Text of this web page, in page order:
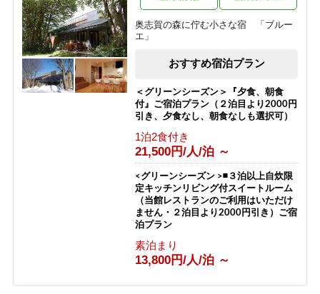
真夏でも快適！「真の避暑地・志賀高
原」で涼を満喫 チェックイン時26度
以上なら1ドリンクサービス
10,100円/人/泊 ～
11,200円/人/泊 ～
奥志賀の森に佇む小さな宿 「ブルー
エ」
おすすめ宿泊プラン
＜グリーンシーズン＞『夕食、朝食
付』ご宿泊プラン（２泊目より2000円
引き、夕食なし、朝食なしも選択可）
1泊2食付き
21,500円/人/泊 ～
<グリーンシーズン >◾️３泊以上自炊限
定キッチンリビング付スイートルーム
（当館レストランのご利用はいただけ
ません・２泊目より2000円引き）ご宿
泊プラン
素泊まり
13,800円/人/泊 ～